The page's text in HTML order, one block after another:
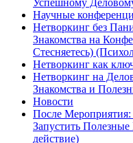
Успешному
Научные
Нетворкинг без
Знакомства на
Стесняетесь)
Нетворкинг как
Нетворкинг на
Знакомства и
Новости
После
Запустить
действие)